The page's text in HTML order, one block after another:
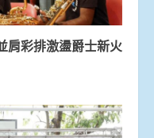
肩彩排激盪爵士新火